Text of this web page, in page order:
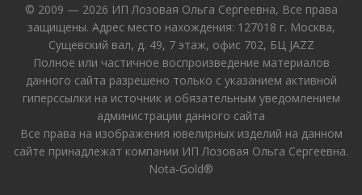
© 2009 — 2026 ИП Лозовая Ольга Сергеевна, Все права
защищены. Адрес место нахождения: 127018 г. Москва,
Сущевский вал, д. 49, 7 этаж, офис 702, БЦ JAZZ
Полное или частичное воспроизведение материалов
данного сайта разрешено только с указанием активной
гиперссылки на источник и обязательным уведомлением
администрации данного сайта
Все права на изображения ювелирных изделий на данном
сайте принадлежат компании ИП Лозовая Ольга Сергеевна.
Nota-Gold®